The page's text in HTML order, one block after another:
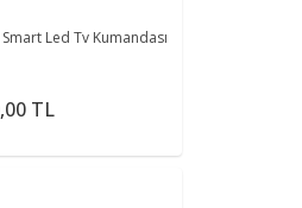
Led Tv Kumandası
TL